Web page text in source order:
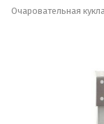
Очаровательная